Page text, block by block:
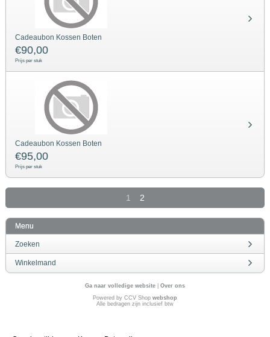
Cadeaubon Kossen Boten
€90,00
Prijs per stuk
Cadeaubon Kossen Boten
€95,00
Prijs per stuk
1 2
Menu
Zoeken
Winkelmand
Ga naar volledige website
Over ons
Powered by CCV Shop webshop
Alle bedragen zijn inclusief btw